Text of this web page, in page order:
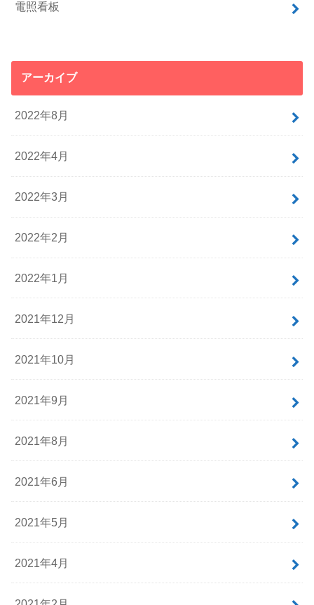
電照看板
アーカイブ
2022年8月
2022年4月
2022年3月
2022年2月
2022年1月
2021年12月
2021年10月
2021年9月
2021年8月
2021年6月
2021年5月
2021年4月